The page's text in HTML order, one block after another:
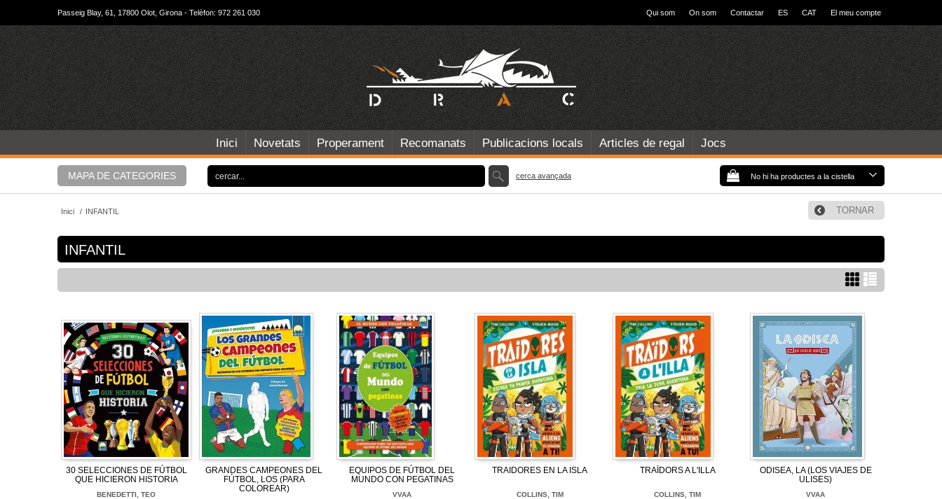
Passeig Blay, 61, 17800 Olot, Girona - Telèfon: 972 261 030 Qui som On som Contactar ES CAT El meu compte
Inici Novetats Properament Recomanats Publicacions locals Articles de regal Jocs
MAPA DE CATEGORIES No hi ha productes a la cistella
cerca avançada
Inici / INFANTIL TORNAR
INFANTIL
30 SELECCIONES DE FÚTBOL
QUE HICIERON HISTORIA
BENEDETTI, TEO
GRANDES CAMPEONES DEL
FÚTBOL, LOS (PARA
COLOREAR)
EQUIPOS DE FÚTBOL DEL
MUNDO CON PEGATINAS
VVAA
TRAIDORES EN LA ISLA
COLLINS, TIM
TRAÏDORS A L'ILLA
COLLINS, TIM
ODISEA, LA (LOS VIAJES DE
ULISES)
VVAA